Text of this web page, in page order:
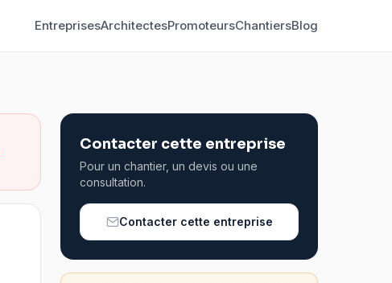
EntreprisesArchitectesPromoteursChantiersBlog
Contacter cette entreprise
Pour un chantier, un devis ou une
consultation.
Contacter cette entreprise